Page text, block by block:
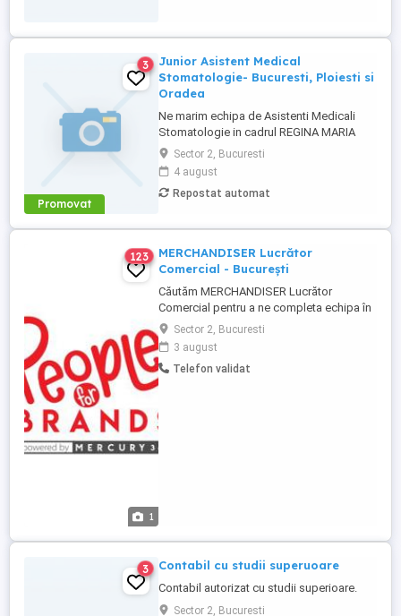
Promovat
3
Junior Asistent Medical
Stomatologie- Bucuresti, Ploiesti si
Oradea
Ne marim echipa de Asistenti Medicali
Stomatologie in cadrul REGINA MARIA
Dental Clinics! Avand alaturi tehnologie de
ultima generatie, colegii nostri ofera
ingrijire medicala de calitate pentru
sanatatea dentara a pacientilor, oferindu-
zambetul lor. Sa-ti povestim ...
Sector 2, Bucuresti
4 august
Repostat automat
1
123
MERCHANDISER Lucrător
Comercial - București
Căutăm MERCHANDISER Lucrător
Comercial pentru a ne completa echipa în
orașul București! - Vei lucra în 3
Hypermarket-uri din sectoarele 2 si 5.
Program flexibil: Luni Vineri 8h zi Ce
trebuie să faci: - Aranjezi și pui marfa la
Sector 2, Bucuresti
3 august
Telefon validat
3 Contabil cu studii superuoare
Contabil autorizat cu studii superioare.
Sector 2, Bucuresti